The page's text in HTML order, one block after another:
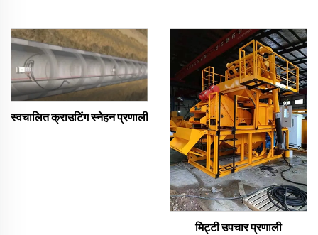
स्वचालित क्राउटिंग स्नेहन प्रणाली
मिट्टी उपचार प्रणाली